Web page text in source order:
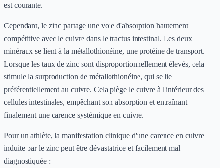
est courante.
Cependant, le zinc partage une voie d'absorption hautement
compétitive avec le cuivre dans le tractus intestinal. Les deux
minéraux se lient à la métallothionéine, une protéine de transport.
Lorsque les taux de zinc sont disproportionnellement élevés, cela
stimule la surproduction de métallothionéine, qui se lie
préférentiellement au cuivre. Cela piège le cuivre à l'intérieur des
cellules intestinales, empêchant son absorption et entraînant
finalement une carence systémique en cuivre.
Pour un athlète, la manifestation clinique d'une carence en cuivre
induite par le zinc peut être dévastatrice et facilement mal
diagnostiquée :